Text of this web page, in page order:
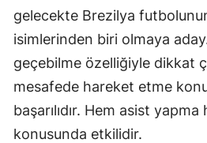
gelecekte Brezilya
isimlerinden biri olmaya
geçebilme özelliğiyle dikkat
mesafede hareket etme
başarılıdır. Hem asist
konusunda etkilidir.